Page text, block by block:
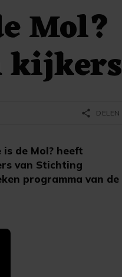
Mol?
kijkers
is de Mol? heeft
van Stichting
programma van de
share DELEN